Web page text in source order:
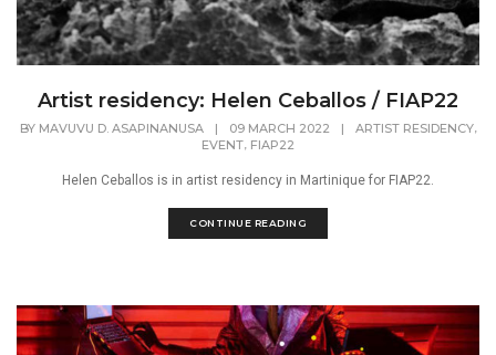
Artist residency: Helen Ceballos / FIAP22
BY MAVUVU D. ASAPINANUSA | 09 MARCH 2022 | ARTIST RESIDENCY,
EVENT FIAP22
Helen Ceballos is in artist residency in Martinique for FIAP22.
CONTINUE READING